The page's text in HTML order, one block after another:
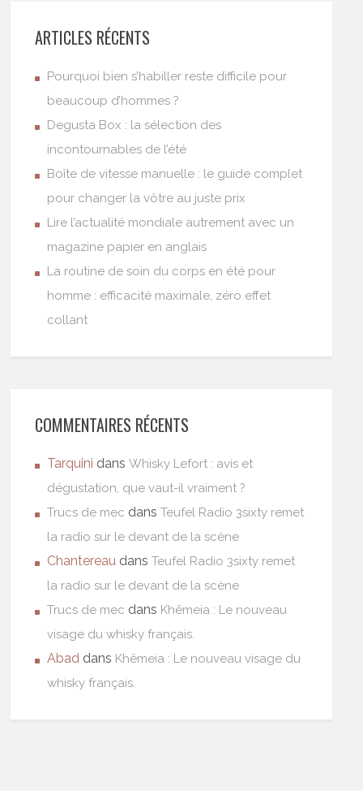
ARTICLES RÉCENTS
Pourquoi bien s’habiller reste difficile pour
beaucoup d’hommes ?
Degusta Box : la sélection des
incontournables de l’été
Boîte de vitesse manuelle : le guide complet
pour changer la vôtre au juste prix
Lire l’actualité mondiale autrement avec un
magazine papier en anglais
La routine de soin du corps en été pour
homme : efficacité maximale, zéro effet
collant
COMMENTAIRES RÉCENTS
Tarquini dansWhisky Lefort : avis et
dégustation, que vaut-il vraiment ?
Trucs de mec dansTeufel Radio 3sixty remet
la radio sur le devant de la scène
Chantereau dansTeufel Radio 3sixty remet
la radio sur le devant de la scène
Trucs de mec dans Khêmeia : Le nouveau
visage du whisky français.
Abad dans Khêmeia : Le nouveau visage du
whisky français.